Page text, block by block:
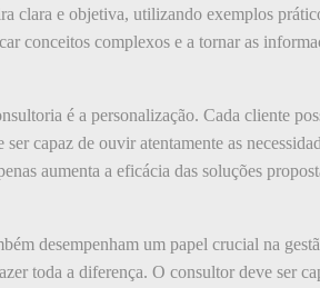
clara e objetiva, utilizando exemplos
conceitos complexos e a tornar as
é a personalização. Cada cliente
capaz de ouvir atentamente as
aumenta a eficácia das soluções
desempenham um papel crucial na
toda a diferença. O consultor deve ser